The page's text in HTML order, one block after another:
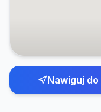
Nawiguj do